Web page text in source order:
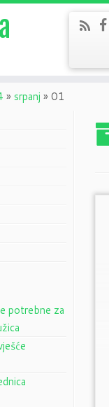
» srpanj » 01
potrebne za